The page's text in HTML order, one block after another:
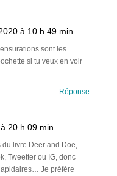
à 10 h 49 min
sont les
si tu veux en voir
Réponse
20 h 09 min
livre Deer and Doe,
Tweetter ou IG, donc
Je préfère